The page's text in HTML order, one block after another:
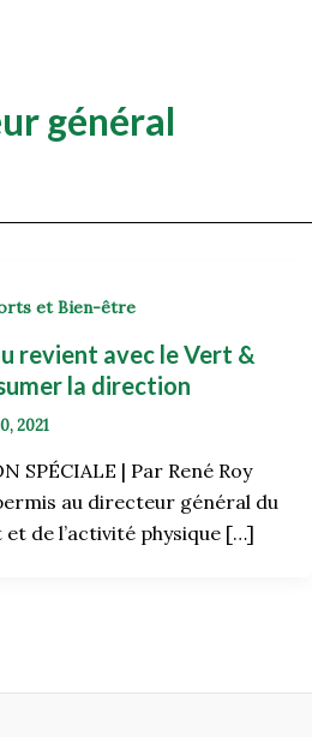
général
et Bien-être
revient avec le Vert &
la direction
2021
SPÉCIALE | Par René Roy
au directeur général du
de l’activité physique […]